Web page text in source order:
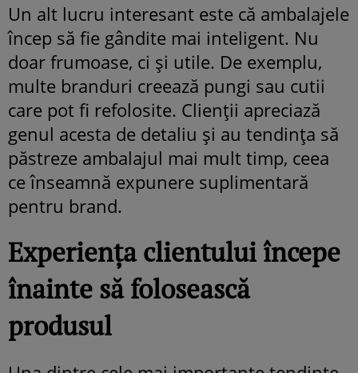
Un alt lucru interesant este că ambalajele
încep să fie gândite mai inteligent. Nu
doar frumoase, ci și utile. De exemplu,
multe branduri creează pungi sau cutii
care pot fi refolosite. Clienții apreciază
genul acesta de detaliu și au tendința să
păstreze ambalajul mai mult timp, ceea
ce înseamnă expunere suplimentară
pentru brand.
Experiența clientului începe
înainte să folosească
produsul